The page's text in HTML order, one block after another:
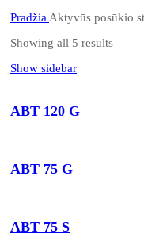
Pradžia Aktyvūs posūkio
Showing all 5 results
Show sidebar
ABT 120 G
ABT 75 G
ABT 75 S